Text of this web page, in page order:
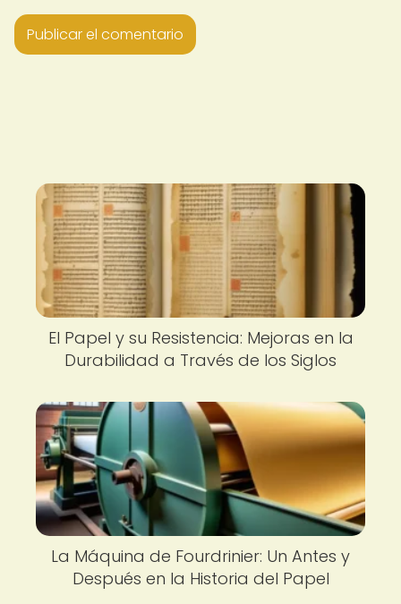
El Papel y su Resistencia: Mejoras en la
Durabilidad a Través de los Siglos
La Máquina de Fourdrinier: Un Antes y
Después en la Historia del Papel